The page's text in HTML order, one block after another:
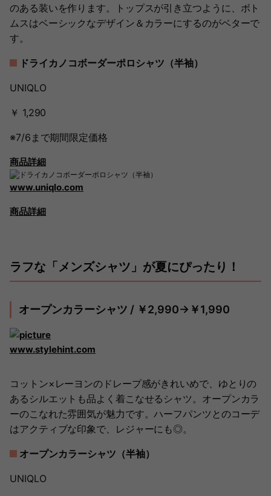
のある装いを作ります。トップスが引き立つように、ボト
ムスはベーシックなデザイン＆カラーにするのがベターで
す。
ドライカノコボーダーポロシャツ（半袖）
UNIQLO
￥ 1,290
※7/6まで期間限定価格
商品詳細
www.uniqlo.com
商品詳細
ラフな「メンズシャツ」が夏にぴったり！
オープンカラーシャツ / ￥2,990→￥1,990
www.stylehint.com
コットン×レーヨンのドレープ感がきれいめで、ゆとりの
あるシルエットも品よく着こなせるシャツ。オープンカラ
ーのこなれた雰囲気が魅力です。ハーフパンツとのコーデ
はアクティブな印象で、レジャーにも◎。
オープンカラーシャツ（半袖）
UNIQLO